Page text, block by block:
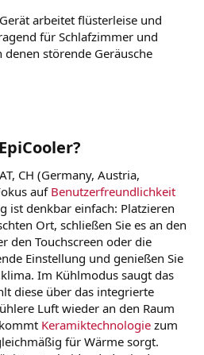
arbeitet flüsterleise und
für Schlafzimmer und
störende Geräusche
CH (Germany, Austria,
auf Benutzerfreundlichkeit
ist denkbar einfach: Platzieren
Ort, schließen Sie es an den
den Touchscreen oder die
Einstellung und genießen Sie
Im Kühlmodus saugt das
diese über das integrierte
Luft wieder an den Raum
Keramiktechnologie zum
für Wärme sorgt.